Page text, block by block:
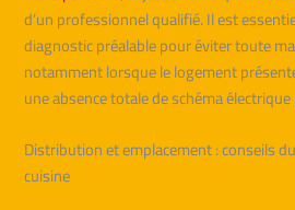
d’un professionnel qualifié. Il est
diagnostic préalable pour éviter toute
notamment lorsque le logement
une absence totale de schéma
Distribution et emplacement : conseils
cuisine